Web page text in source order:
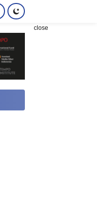
close